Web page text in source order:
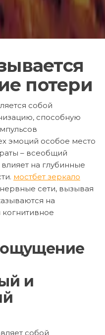
потери
собой
способную
эмоций особое место
– всеобщий
на глубинные
мостбет зеркало
сети, вызывая
на
ощущение
и
собой